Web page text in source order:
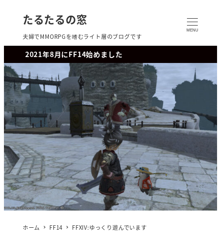
たるたるの窓
夫婦でMMORPGを嗜むライト層のブログです
MENU
2021年8月にFF14始めました
ホーム FF14 FFXIV:ゆっくり遊んでいます